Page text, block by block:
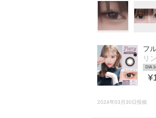
フ
リ
DIA
2024年03月30日投稿